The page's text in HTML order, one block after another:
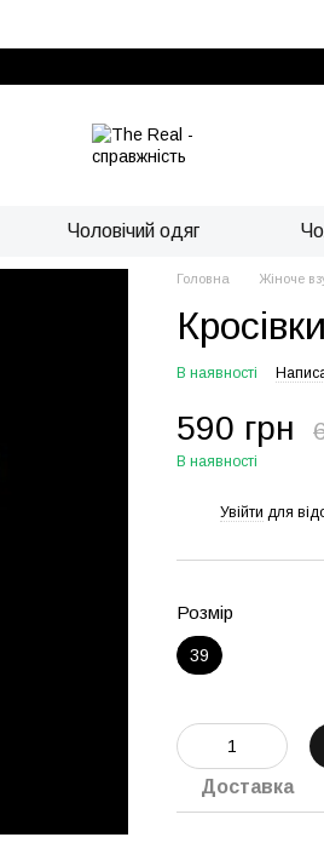
Чоловічий одяг
Головна Жіноче
В наявності
590 грн
В наявності
Увійти для
Розмір
39
Доставка